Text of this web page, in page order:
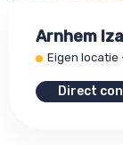
Arnhem
Eigen locatie
Direct